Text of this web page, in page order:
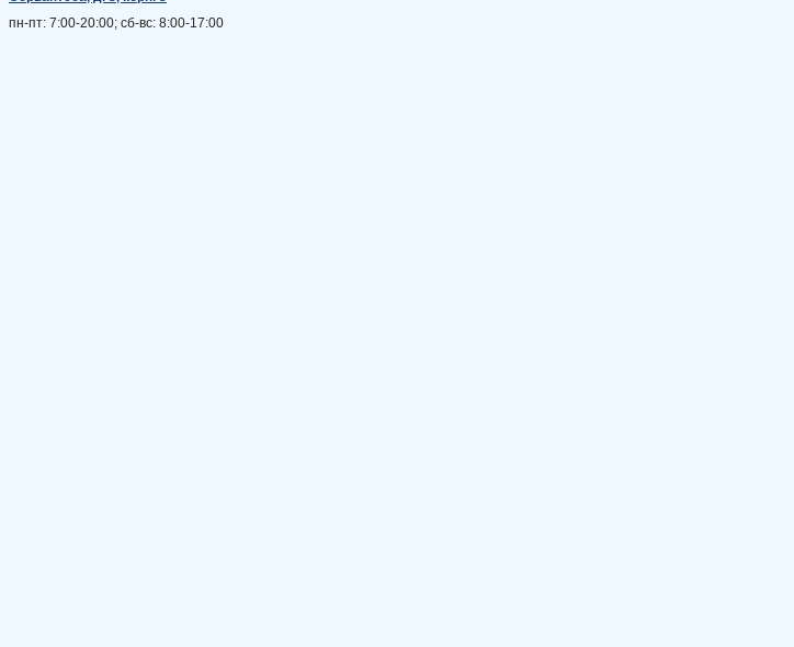
пн-пт: 7:00-20:00; сб-вс: 8:00-17:00